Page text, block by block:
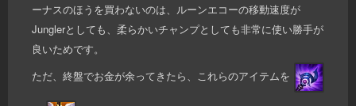
ーナスのほうを買わないのは、ルーンエコーの移動速度が
Junglerとしても、柔らかいチャンプとしても非常に使い勝手が
良いためです。
ただ、終盤でお金が余ってきたら、これらのアイテムを